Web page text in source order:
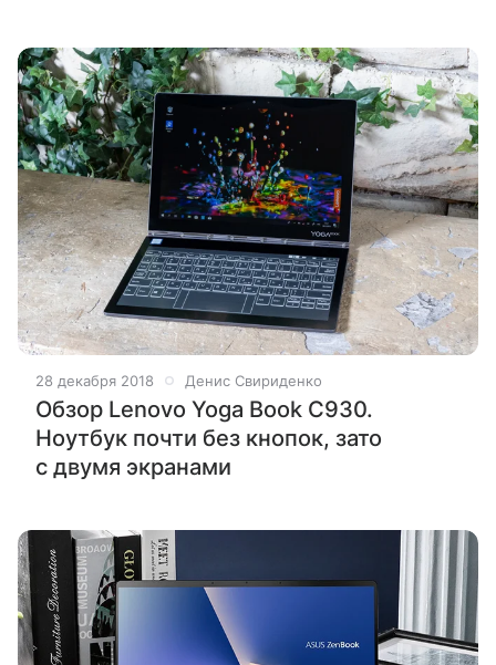
28 декабря 2018 Денис Свириденко
Обзор Lenovo Yoga Book C930.
Ноутбук почти без кнопок, зато
с двумя экранами